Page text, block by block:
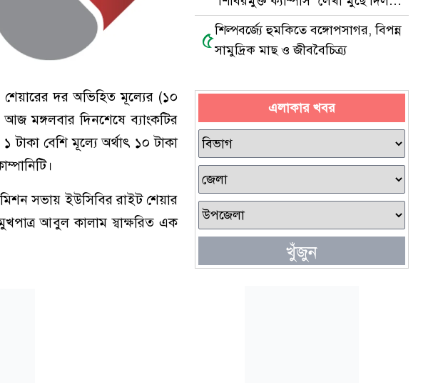
দর অভিহিত মূল্যের (১০
মঙ্গলবার দিনশেষে ব্যাংকটির
টাকা বেশি মূল্যে অর্থাৎ ১০ টাকা
সভায় ইউসিবির রাইট শেয়ার
আবুল কালাম স্বাক্ষরিত এক
ছাত্রদল
৫শিল্পবর্জ্যে হুমকিতে বঙ্গোপসাগর, বিপন্ন
সামুদ্রিক মাছ ও জীববৈচিত্র্য
এলাকার খবর
খুঁজুন